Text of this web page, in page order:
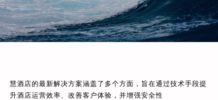
慧酒店的最新解决方案涵盖了多个方面，旨在通过技术手段提
升酒店运营效率、改善客户体验，并增强安全性